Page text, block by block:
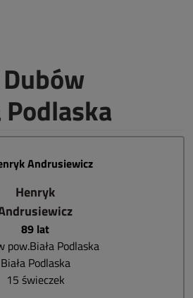
Henryk
89 lat
pow.Biała Podlaska
Biała Podlaska
15 świeczek